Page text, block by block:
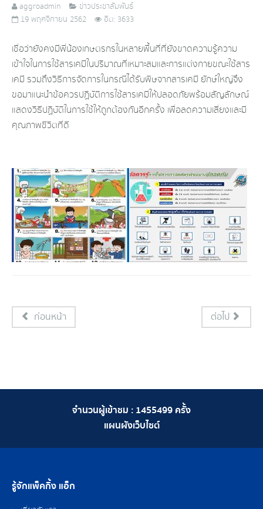
aggroadmin
ข่าวประชาสัมพันธ์
19 พฤศจิกายน 2562
ฮิต: 3633
เชื่อว่ายังคงมีพี่น้องเกษตรกรในหลายพื้นที่ที่ยังขาดความรู้ความ
เข้าใจในการใช้สารเคมีในปริมาณที่เหมาะสมและการแต่งกายขณะใช้สาร
เคมี รวมถึงวิธีการจัดการในกรณีได้รับพิษจากสารเคมี ยักษ์ใหญ่จึง
ขอมาแนะนำข้อควรปฏิบัติการใช้สารเคมีให้ปลอดภัยพร้อมสัญลักษณ์
แสดงวิธีปฏิบัติในการใช้ให้ถูกต้องกันอีกครั้ง เพื่อลดความเสี่ยงและมี
คุณภาพชีวิตที่ดี
ก่อนหน้า ต่อไป
จำนวนผู้เข้าชม : 1455499 ครั้ง
แผนผังเว็บไซต์
รู้จักแพ็คกิ้ง แอ็ก